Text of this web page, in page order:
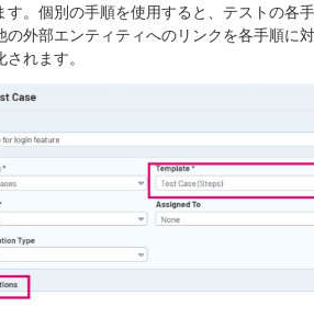
す。個別の手順を使用すると、テストの各
の外部エンティティへのリンクを各手順に
されます。